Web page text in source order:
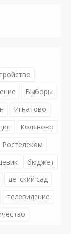
Выборы
Игнатово
Коляново
Ростелеком
бюджет
детский сад
телевидение